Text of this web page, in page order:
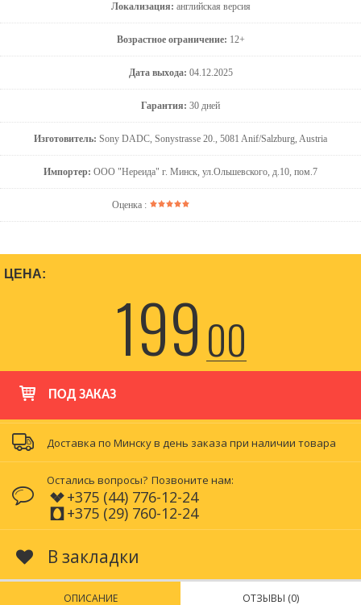
Локализация: английская версия
Возрастное ограничение: 12+
Дата выхода: 04.12.2025
Гарантия: 30 дней
Изготовитель: Sony DADC, Sonystrasse 20., 5081 Anif/Salzburg, Austria
Импортер: ООО "Нереида" г. Минск, ул.Ольшевского, д.10, пом.7
Оценка :
ЦЕНА:
19900
ПОД ЗАКАЗ
Доставка по Минску в день заказа при наличии товара
Остались вопросы? Позвоните нам:
+375 (44) 776-12-24
+375 (29) 760-12-24
В закладки
ОПИСАНИЕ ОТЗЫВЫ (0)